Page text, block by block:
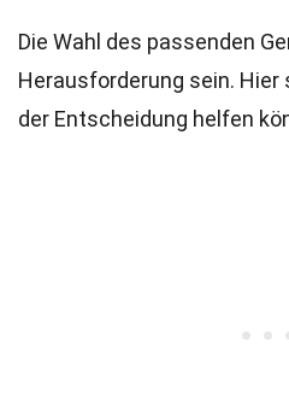
Die Wahl des passenden
Herausforderung sein. Hier
der Entscheidung helfen